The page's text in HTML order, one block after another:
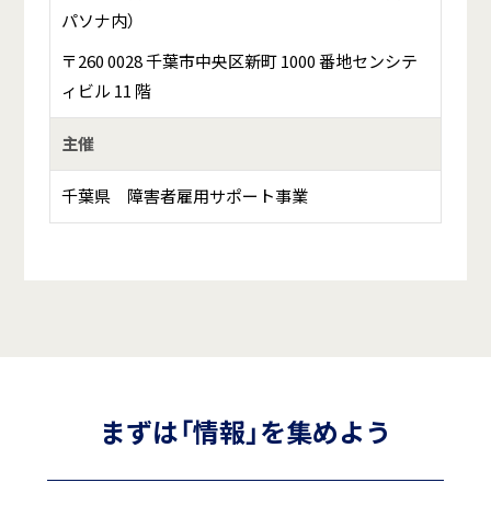
パソナ内）
〒260 0028 千葉市中央区新町 1000 番地センシテ
ィビル 11 階
主催
千葉県 障害者雇用サポート事業
まずは「情報」を集めよう